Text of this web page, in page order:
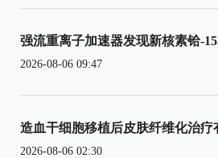
强流重离子加速器发现新核素铪-
2026-08-06 09:47
造血干细胞移植后皮肤纤维化治疗
2026-08-06 02:30